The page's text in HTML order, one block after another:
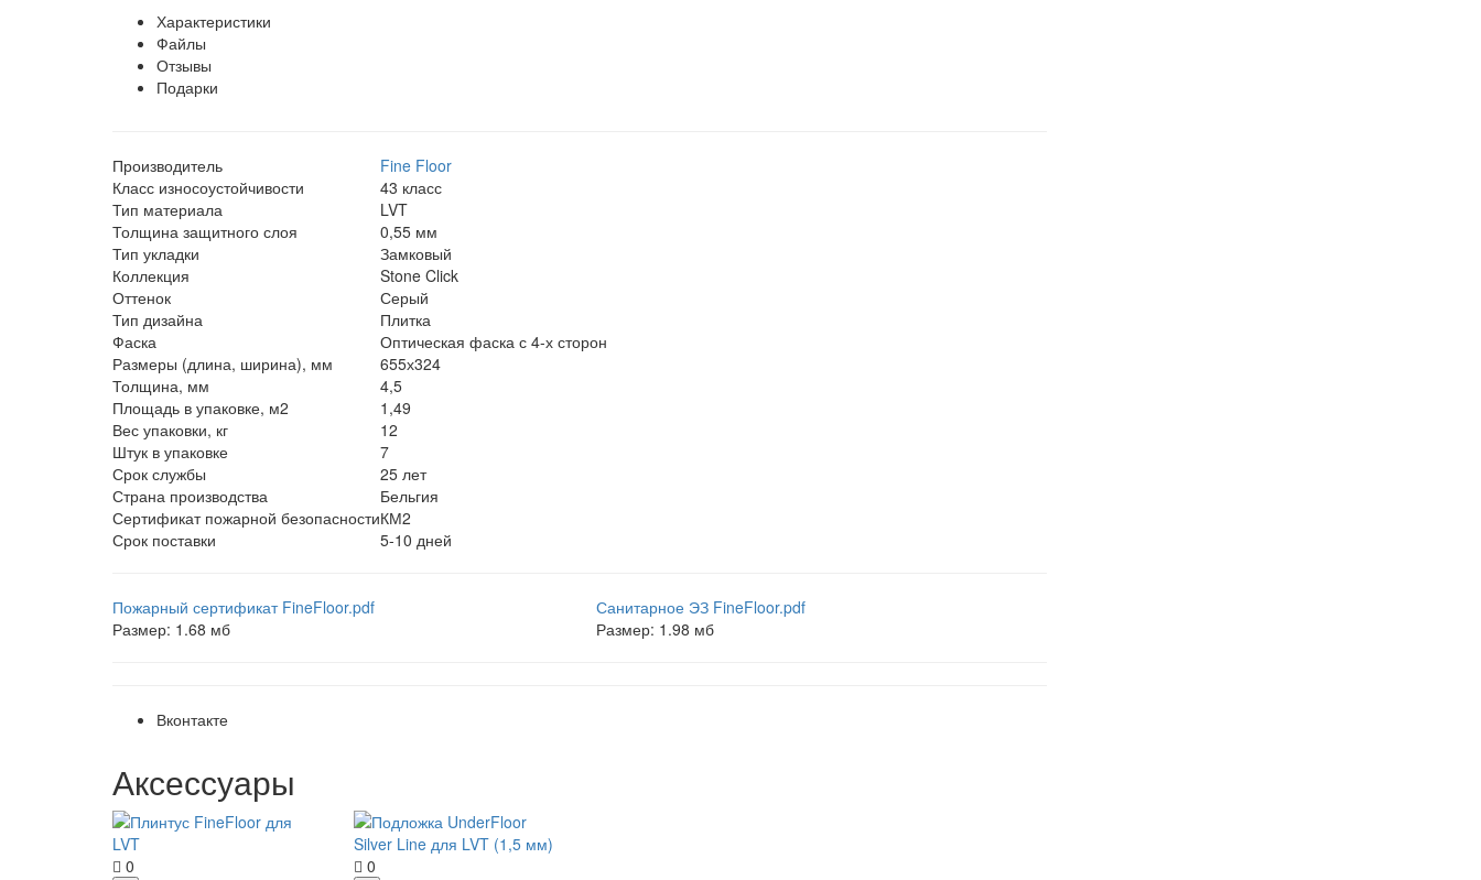
Характеристики
Файлы
Отзывы
Подарки
Производитель
Fine Floor
Класс износоустойчивости
43 класс
Тип материала
LVT
Толщина защитного слоя
0,55 мм
Тип укладки
Замковый
Коллекция
Stone Click
Оттенок
Серый
Тип дизайна
Плитка
Фаска
Оптическая фаска с 4-х сторон
Размеры (длина, ширина), мм
655х324
Толщина, мм
4,5
Площадь в упаковке, м2
1,49
Вес упаковки, кг
12
Штук в упаковке
7
Срок службы
25 лет
Страна производства
Бельгия
Сертификат пожарной безопасностиКМ2
Срок поставки
5-10 дней
Пожарный сертификат FineFloor.pdf
Размер: 1.68 мб
Санитарное ЭЗ FineFloor.pdf
Размер: 1.98 мб
Вконтакте
Аксессуары
0 0